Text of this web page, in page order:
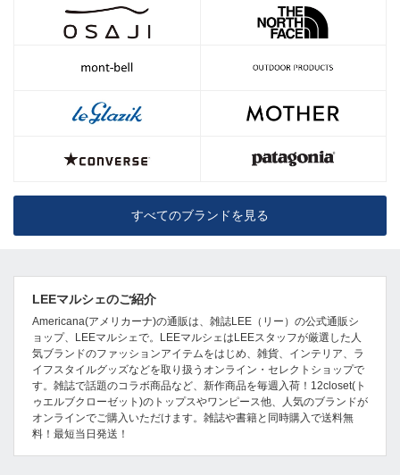
すべてのブランドを見る
LEEマルシェのご紹介
Americana(アメリカーナ)の通販は、雑誌LEE（リー）の公式通販シ
ョップ、LEEマルシェで。LEEマルシェはLEEスタッフが厳選した人
気ブランドのファッションアイテムをはじめ、雑貨、インテリア、ラ
イフスタイルグッズなどを取り扱うオンライン・セレクトショップで
す。雑誌で話題のコラボ商品など、新作商品を毎週入荷！12closet(ト
ゥエルブクローゼット)のトップスやワンピース他、人気のブランドが
オンラインでご購入いただけます。雑誌や書籍と同時購入で送料無
料！最短当日発送！